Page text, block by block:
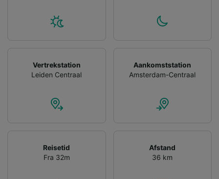
Vertrekstation
Leiden Centraal
Aankomststation
Amsterdam-Centraal
Reisetid
Fra 32m
Afstand
36 km
Personalised advertising and content,
advertising and content measurement,